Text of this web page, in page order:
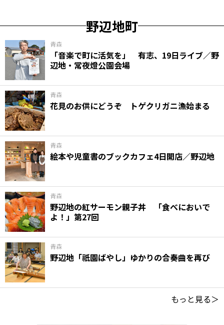
野辺地町
青森
「音楽で町に活気を」 有志、19日ライブ／野
辺地・常夜燈公園会場
青森
花見のお供にどうぞ トゲクリガニ漁始まる
青森
絵本や児童書のブックカフェ4日開店／野辺地
青森
野辺地の紅サーモン親子丼 「食べにおいで
よ！」第27回
青森
野辺地「祇園ばやし」ゆかりの合奏曲を再び
もっと見る＞